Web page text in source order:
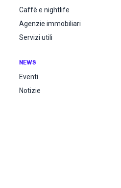
Caffè e nightlife
Agenzie immobiliari
Servizi utili
NEWS
Eventi
Notizie